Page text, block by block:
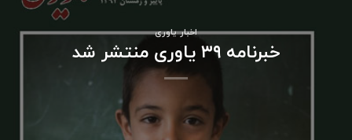
اخبار یاوری
خبرنامه ۳۹ یاوری منتشر شد